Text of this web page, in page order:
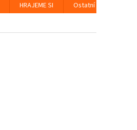
HRAJEME SI Ostatní